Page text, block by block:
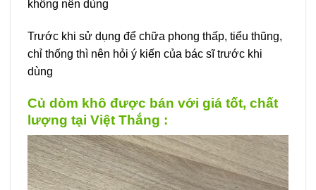
không nên dùng
Trước khi sử dụng để chữa phong thấp, tiểu thũng,
chỉ thống thì nên hỏi ý kiến của bác sĩ trước khi
dùng
Củ dòm khô được bán với giá tốt, chất
lượng tại Việt Thắng :